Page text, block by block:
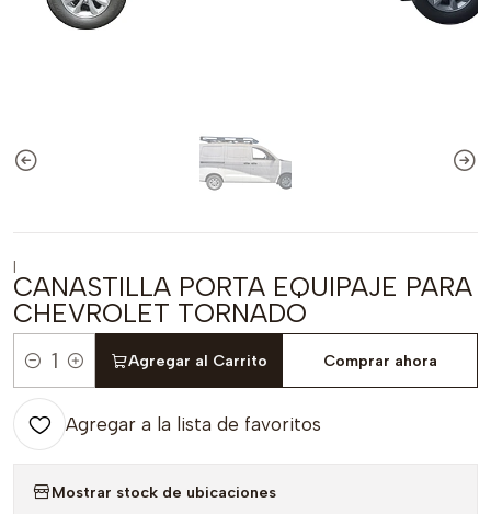
|
CANASTILLA PORTA EQUIPAJE PARA
CHEVROLET TORNADO
Cantidad
Agregar al Carrito Comprar ahora
Agregar a la lista de favoritos
Mostrar stock de ubicaciones